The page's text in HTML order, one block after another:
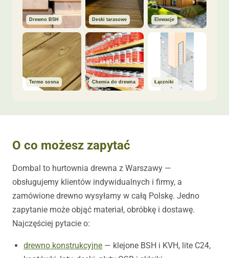
Drewno BSH Deski tarasowe Elewacje
Termo sosna Chemia do drewna Łączniki
O co możesz zapytać
Dombal to hurtownia drewna z Warszawy —
obsługujemy klientów indywidualnych i firmy, a
zamówione drewno wysyłamy w całą Polskę. Jedno
zapytanie może objąć materiał, obróbkę i dostawę.
Najczęściej pytacie o:
drewno konstrukcyjne — klejone BSH i KVH, lite C24,